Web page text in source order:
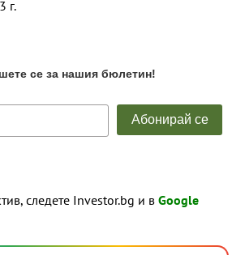
г.
следете Investor.bg и в Google